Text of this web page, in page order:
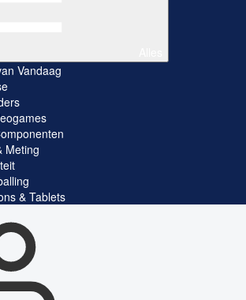
Vandaag
Meting
& Tablets